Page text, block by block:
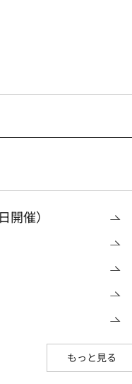
催）
もっと見る